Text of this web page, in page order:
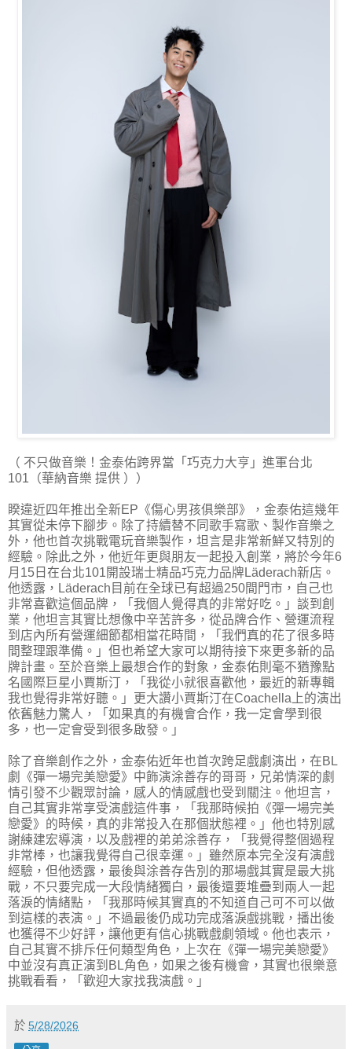
（ 不只做音樂！金泰佑跨界當「巧克力大亨」進軍台北
101（華納音樂 提供 ））
睽違近四年推出全新EP《傷心男孩俱樂部》，金泰佑這幾年
其實從未停下腳步。除了持續替不同歌手寫歌、製作音樂之
外，他也首次挑戰電玩音樂製作，坦言是非常新鮮又特別的
經驗。除此之外，他近年更與朋友一起投入創業，將於今年6
月15日在台北101開設瑞士精品巧克力品牌Läderach新店。
他透露，Läderach目前在全球已有超過250間門市，自己也
非常喜歡這個品牌，「我個人覺得真的非常好吃。」談到創
業，他坦言其實比想像中辛苦許多，從品牌合作、營運流程
到店內所有營運細節都相當花時間，「我們真的花了很多時
間整理跟準備。」但也希望大家可以期待接下來更多新的品
牌計畫。至於音樂上最想合作的對象，金泰佑則毫不猶豫點
名國際巨星小賈斯汀，「我從小就很喜歡他，最近的新專輯
我也覺得非常好聽。」更大讚小賈斯汀在Coachella上的演出
依舊魅力驚人，「如果真的有機會合作，我一定會學到很
多，也一定會受到很多啟發。」
除了音樂創作之外，金泰佑近年也首次跨足戲劇演出，在BL
劇《彈一場完美戀愛》中飾演涂善存的哥哥，兄弟情深的劇
情引發不少觀眾討論，感人的情感戲也受到關注。他坦言，
自己其實非常享受演戲這件事，「我那時候拍《彈一場完美
戀愛》的時候，真的非常投入在那個狀態裡。」他也特別感
謝練建宏導演，以及戲裡的弟弟涂善存，「我覺得整個過程
非常棒，也讓我覺得自己很幸運。」雖然原本完全沒有演戲
經驗，但他透露，最後與涂善存告別的那場戲其實是最大挑
戰，不只要完成一大段情緒獨白，最後還要堆疊到兩人一起
落淚的情緒點，「我那時候其實真的不知道自己可不可以做
到這樣的表演。」不過最後仍成功完成落淚戲挑戰，播出後
也獲得不少好評，讓他更有信心挑戰戲劇領域。他也表示，
自己其實不排斥任何類型角色，上次在《彈一場完美戀愛》
中並沒有真正演到BL角色，如果之後有機會，其實也很樂意
挑戰看看，「歡迎大家找我演戲。」
於 5/28/2026